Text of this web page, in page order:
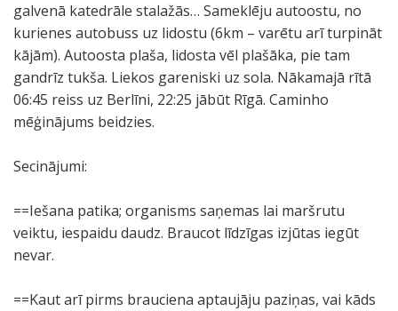
galvenā katedrāle stalažās… Sameklēju autoostu, no
kurienes autobuss uz lidostu (6km – varētu arī turpināt
kājām). Autoosta plaša, lidosta vēl plašāka, pie tam
gandrīz tukša. Liekos gareniski uz sola. Nākamajā rītā
06:45 reiss uz Berlīni, 22:25 jābūt Rīgā. Caminho
mēģinājums beidzies.
Secinājumi:
==Iešana patika; organisms saņemas lai maršrutu
veiktu, iespaidu daudz. Braucot līdzīgas izjūtas iegūt
nevar.
==Kaut arī pirms brauciena aptaujāju paziņas, vai kāds